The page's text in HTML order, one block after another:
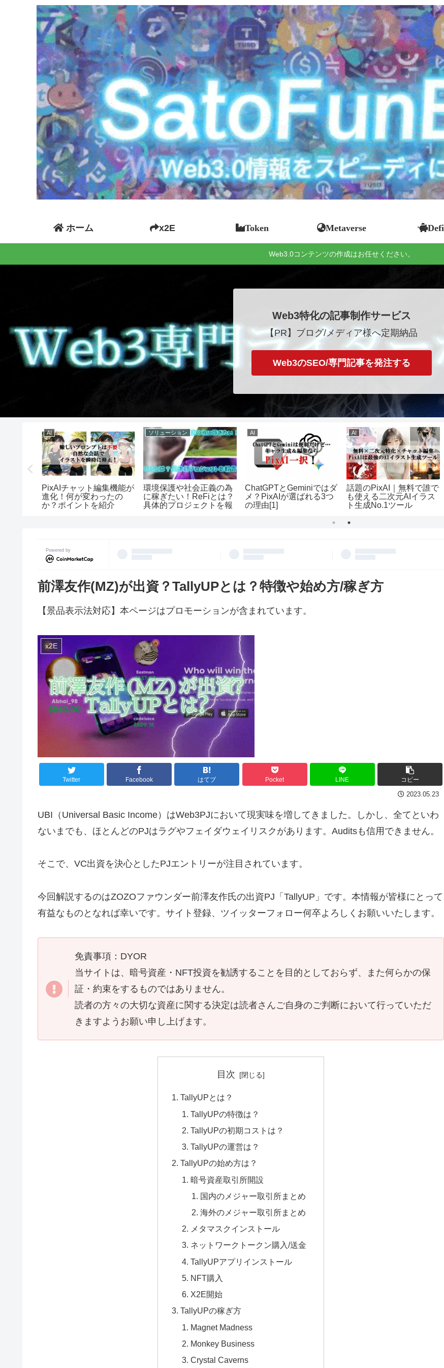
ホーム x2E Token Metaverse Defi
Web3.0コンテンツの作成はお任せください。
Web3特化の記事制作サービス
【PR】ブログ/メディア様へ定期納品
Web3のSEO/専門記事を発注する
AI
PixAIチャット編集機能が
進化！何が変わったの
か？ポイントを紹介
ソリューション
環境保護や社会正義の為
に稼ぎたい！ReFiとは？
具体的プロジェクトを報
AI
ChatGPTとGeminiではダ
メ？PixAIが選ばれる3つ
の理由[1]
AI
話題のPixAI｜無料で誰で
も使える二次元AIイラス
ト生成No.1ツール
Powered by
前澤友作(MZ)が出資？TallyUPとは？特徴や始め方/稼ぎ方
【景品表示法対応】本ページはプロモーションが含まれています。
x2E
Twitter Facebook はてブ Pocket LINE コピー
2023.05.23
UBI（Universal Basic Income）はWeb3PJにおいて現実味を増してきました。しかし、全てといわ
ないまでも、ほとんどのPJはラグやフェイダウェイリスクがあります。Auditsも信用できません。
そこで、VC出資を決心としたPJエントリーが注目されています。
今回解説するのはZOZOファウンダー前澤友作氏の出資PJ「TallyUP」です。本情報が皆様にとって
有益なものとなれば幸いです。サイト登録、ツイッターフォロー何卒よろしくお願いいたします。
免責事項：DYOR
当サイトは、暗号資産・NFT投資を勧誘することを目的としておらず、また何らかの保
証・約束をするものではありません。
読者の方々の大切な資産に関する決定は読者さんご自身のご判断において行っていただ
きますようお願い申し上げます。
目次
TallyUPとは？
TallyUPの特徴は？
TallyUPの初期コストは？
TallyUPの運営は？
TallyUPの始め方は？
暗号資産取引所開設
国内のメジャー取引所まとめ
海外のメジャー取引所まとめ
メタマスクインストール
ネットワークトークン購入/送金
TallyUPアプリインストール
NFT購入
X2E開始
TallyUPの稼ぎ方
Magnet Madness
Monkey Business
Crystal Caverns